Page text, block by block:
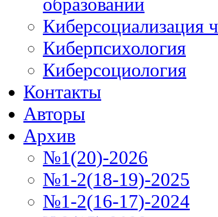
образовании
Киберсоциализация
Киберпсихология
Киберсоциология
Контакты
Авторы
Архив
№1(20)-2026
№1-2(18-19)-2025
№1-2(16-17)-2024